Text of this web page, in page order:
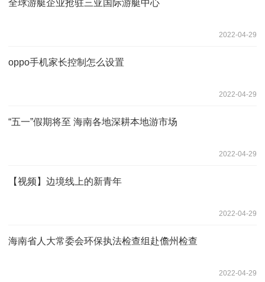
全球游艇企业抢驻三亚国际游艇中心
2022-04-29
oppo手机家长控制怎么设置
2022-04-29
“五一”假期将至 海南各地深耕本地游市场
2022-04-29
【视频】边境线上的新青年
2022-04-29
海南省人大常委会环保执法检查组赴儋州检查
2022-04-29